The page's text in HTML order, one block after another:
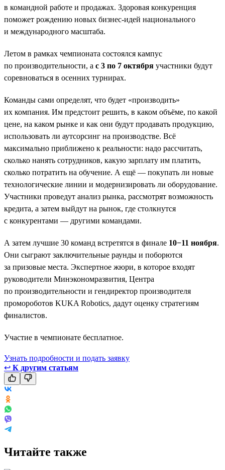
в командной работе и продажах. Здоровая конкуренция
поможет рождению новых бизнес-идей национального
и международного масштаба.
Летом в рамках чемпионата состоялся кампус
по производительности, а с 3 по 7 октября участники будут
соревноваться в осенних турнирах.
Команды сами определят, что будет «производить»
их компания. Им предстоит решить, в каком объёме, по какой
цене, на каком рынке и как они будут продавать продукцию,
использовать ли аутсорсинг на производстве. Всё
максимально приближено к реальности: надо рассчитать,
сколько нанять сотрудников, какую зарплату им платить,
сколько потратить на обучение. А ещё — покупать ли новые
технологические линии и модернизировать ли оборудование.
Участники проведут анализ рынка, рассмотрят возможность
кредита, а затем выйдут на рынок, где столкнутся
с конкурентами — другими командами.
А затем лучшие 30 команд встретятся в финале 10−11 ноября.
Они сыграют заключительные раунды и поборются
за призовые места. Экспертное жюри, в которое входят
руководители Минэкономразвития, Центра
по производительности и гендиректор производителя
промороботов KUKA Robotics, дадут оценку стратегиям
финалистов.
Участие в чемпионате бесплатное.
Узнать подробности и подать заявку
↩ К другим статьям
Читайте также